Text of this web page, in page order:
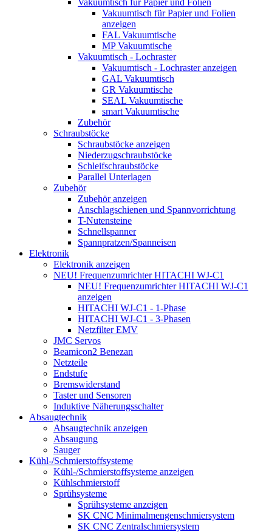
Vakuumtisch für Papier und Folien
anzeigen
FAL Vakuumtische
MP Vakuumtische
Vakuumtisch - Lochraster
Vakuumtisch - Lochraster anzeigen
GAL Vakuumtisch
GR Vakuumtische
SEAL Vakuumtische
smart Vakuumtische
Zubehör
Schraubstöcke
Schraubstöcke anzeigen
Niederzugschraubstöcke
Schleifschraubstöcke
Parallel Unterlagen
Zubehör
Zubehör anzeigen
Anschlagschienen und Spannvorrichtung
T-Nutensteine
Schnellspanner
Spannpratzen/Spanneisen
Elektronik
Elektronik anzeigen
NEU! Frequenzumrichter HITACHI WJ-C1
NEU! Frequenzumrichter HITACHI WJ-C1
anzeigen
HITACHI WJ-C1 - 1-Phase
HITACHI WJ-C1 - 3-Phasen
Netzfilter EMV
JMC Servos
Beamicon2 Benezan
Netzteile
Endstufe
Bremswiderstand
Taster und Sensoren
Induktive Näherungsschalter
Absaugtechnik
Absaugtechnik anzeigen
Absaugung
Sauger
Kühl-/Schmierstoffsysteme
Kühl-/Schmierstoffsysteme anzeigen
Kühlschmierstoff
Sprühsysteme
Sprühsysteme anzeigen
SK CNC Minimalmengenschmiersystem
SK CNC Zentralschmiersystem